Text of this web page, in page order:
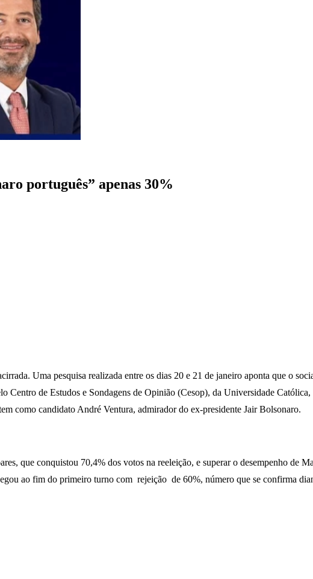
português” apenas 30%
Uma pesquisa realizada entre os dias 20 e 21 de janeiro aponta que o
Centro de Estudos e Sondagens de Opinião (Cesop), da Universidade
como candidato André Ventura, admirador do ex-presidente Jair Bolsonaro.
que conquistou 70,4% dos votos na reeleição, e superar o desempenho de
ao fim do primeiro turno com rejeição de 60%, número que se confirma